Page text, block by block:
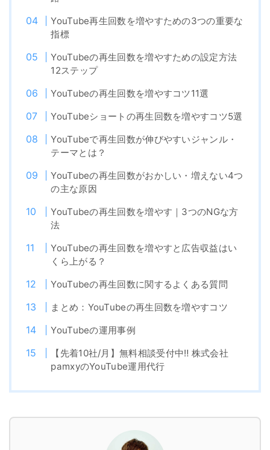
YouTube再生回数を増やすための3つの重要な
指標
YouTubeの再生回数を増やすための設定方法
12ステップ
YouTubeの再生回数を増やすコツ11選
YouTubeショートの再生回数を増やすコツ5選
YouTubeで再生回数が伸びやすいジャンル・
テーマとは？
YouTubeの再生回数がおかしい・増えない4つ
の主な原因
YouTubeの再生回数を増やす｜3つのNGな方
法
YouTubeの再生回数を増やすと広告収益はい
くら上がる？
YouTubeの再生回数に関するよくある質問
まとめ：YouTubeの再生回数を増やすコツ
YouTubeの運用事例
【先着10社/月】無料相談受付中‼︎ 株式会社
pamxyのYouTube運用代行